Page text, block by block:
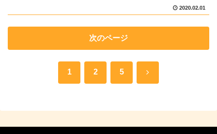
2020.02.01
次のページ
1 2 5 次